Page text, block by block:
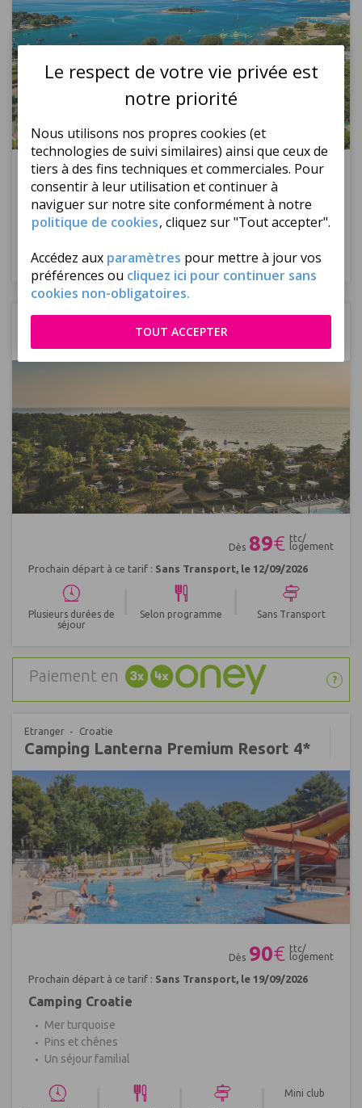
Le respect de votre vie privée est
notre priorité
Nous utilisons nos propres cookies (et
technologies de suivi similaires) ainsi que ceux de
tiers à des fins techniques et commerciales. Pour
consentir à leur utilisation et continuer à
naviguer sur notre site conformément à notre
politique de cookies, cliquez sur "Tout accepter".
Accédez aux paramètres pour mettre à jour vos
préférences ou cliquez ici pour continuer sans
cookies non-obligatoires.
TOUT ACCEPTER
Réf : 553986
Dès 89€ ttc/
Prochain départ à ce tarif :Sans Transport, le 12/09/2026
séjour
|
Camping Aminess Maravea - Novigrad
Dès 89€ ttc/
logement
Prochain départ à ce tarif : Sans Transport, le 12/09/2026
Plusieurs durées de
séjour
Selon programme Sans Transport
Paiement en ?
Etranger Croatie
Camping Lanterna Premium Resort 4*
Dès 90€ ttc/
logement
Prochain départ à ce tarif : Sans Transport, le 19/09/2026
Camping Croatie
Mer turquoise
Pins et chênes
Un séjour familial
Mini club